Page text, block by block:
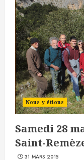
Nous y étions
Samedi 28
Saint-
31 MARS 2015